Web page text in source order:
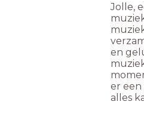
Jolle,
en
er
alles